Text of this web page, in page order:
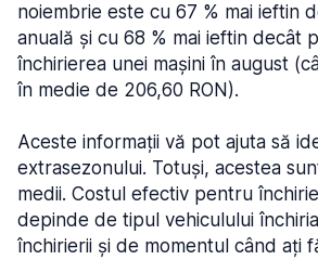
noiembrie este cu 67 % mai ieftin
anuală și cu 68 % mai ieftin decât
închirierea unei mașini în august
în medie de 206,60 RON).
Aceste informații vă pot ajuta să
extrasezonului. Totuși, acestea
medii. Costul efectiv pentru
depinde de tipul vehiculului
închirierii și de momentul când ați